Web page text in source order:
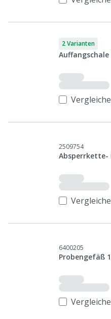
2 Varianten
2509754
Absperrkette-
6400205
Probengefäß